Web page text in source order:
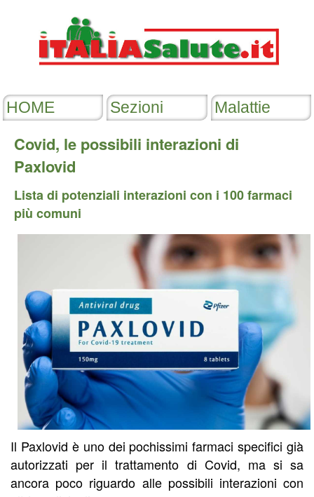
Covid, le possibili interazioni di
Paxlovid
Lista di potenziali interazioni con i 100 farmaci
più comuni
Il Paxlovid è uno dei pochissimi farmaci specifici già
autorizzati per il trattamento di Covid, ma si sa
ancora poco riguardo alle possibili interazioni con